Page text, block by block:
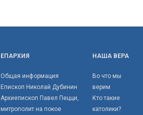
ЕПАРХИЯ
Общая информация
Епископ Николай Дубинин
Архиепископ Павел Пецци,
митрополит на покое
НАША ВЕРА
Во что мы
верим
Кто такие
католики?